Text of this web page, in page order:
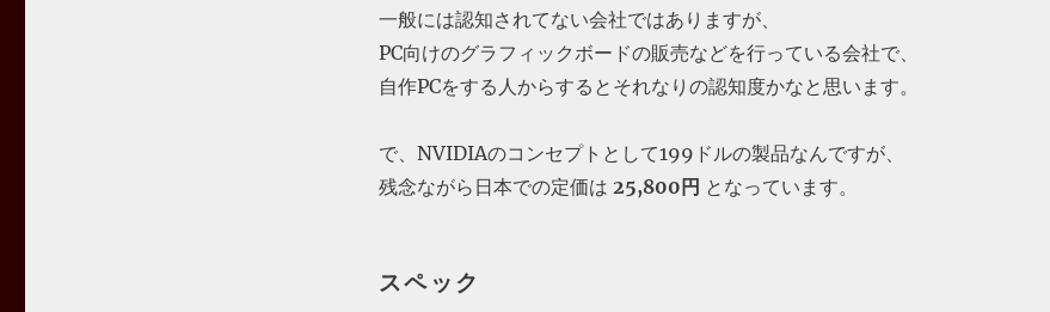
一般には認知されてない会社ではありますが、
PC向けのグラフィックボードの販売などを行っている会社で、
自作PCをする人からするとそれなりの認知度かなと思います。
で、NVIDIAのコンセプトとして199ドルの製品なんですが、
残念ながら日本での定価は 25,800円 となっています。
スペック